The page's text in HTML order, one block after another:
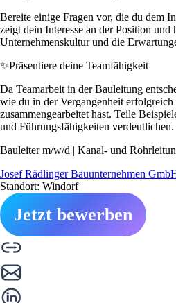
Bereite einige Fragen vor, die du dem
zeigt dein Interesse an der Position
Unternehmenskultur und die
✨Präsentiere deine Teamfähigkeit
Da Teamarbeit in der Bauleitung
wie du in der Vergangenheit erfolgreich
zusammengearbeitet hast. Teile
und Führungsfähigkeiten verdeutlichen.
Bauleiter m/w/d | Kanal- und
Josef Rädlinger Bauunternehmen
Standort: Windorf
Jetzt bewerben